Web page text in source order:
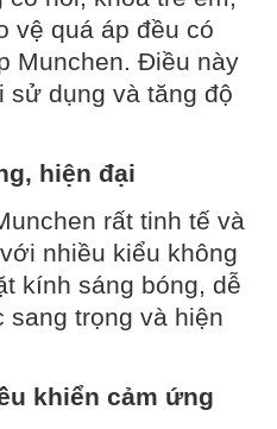
vệ quá áp đều có
Munchen. Điều này
sử dụng và tăng độ
hiện đại
rất tinh tế và
nhiều kiểu không
kính sáng bóng, dễ
sang trọng và hiện
khiển cảm ứng